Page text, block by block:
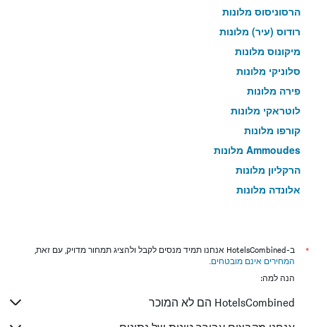
הרסוניסוס מלונות
רודוס (עיר) מלונות
מיקונוס מלונות
סלוניקי מלונות
פירה מלונות
לוטראקי מלונות
קורפו מלונות
Ammoudes מלונות
הרקליון מלונות
אלונדה מלונות
*
ב-HotelsCombined אנחנו תמיד מנסים לקבל ולהציג תמחור מדויק, עם זאת,
המחירים אינם מובטחים.
הנה למה:
HotelsCombined הם לא המוכר